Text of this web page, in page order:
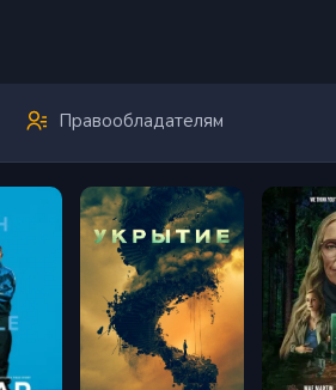
Правообладателям